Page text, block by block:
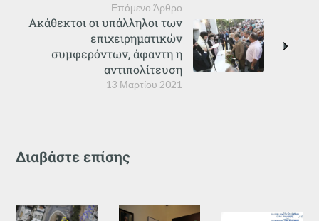
Επόμενο Άρθρο
13 Μαρτίου 2021
Ακάθεκτοι οι υπάλληλοι των
επιχειρηματικών
συμφερόντων, άφαντη η
αντιπολίτευση
Διαβάστε επίσης